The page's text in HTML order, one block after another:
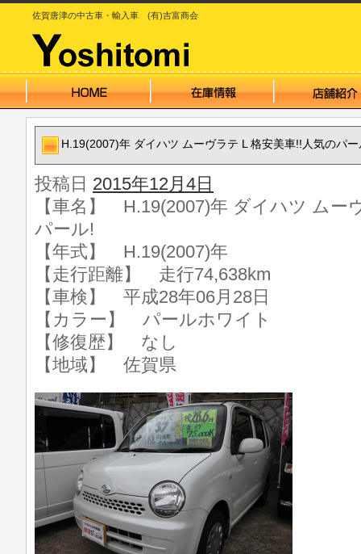
佐賀唐津の中古車・輸入車 (有)吉富商会
H.19(2007)年 ダイハツ ムーヴラテ L 格安美車!!人気のパー
投稿日 2015年12月4日
【車名】 H.19(2007)年 ダイハツ ムー
パール!
【年式】 H.19(2007)年
【走行距離】 走行74,638km
【車検】 平成28年06月28日
【カラー】 パールホワイト
【修復歴】 なし
【地域】 佐賀県